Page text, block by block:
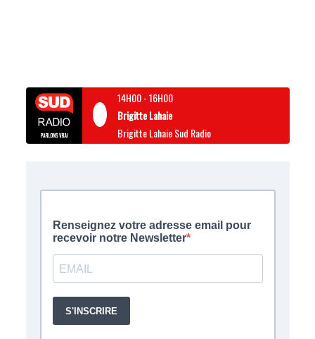
14H00-16H00
Brigitte Lahaie
Brigitte Lahaie Sud Radio